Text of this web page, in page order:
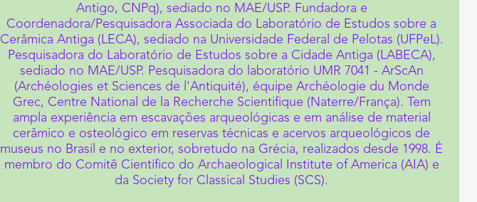
Antigo, CNPq), sediado no MAE/USP. Fundadora e
Coordenadora/Pesquisadora Associada do Laboratório de Estudos sobre a
Cerâmica Antiga (LECA), sediado na Universidade Federal de Pelotas (UFPeL).
Pesquisadora do Laboratório de Estudos sobre a Cidade Antiga (LABECA),
sediado no MAE/USP. Pesquisadora do laboratório UMR 7041 - ArScAn
(Archéologies et Sciences de l'Antiquité), équipe Archéologie du Monde
Grec, Centre National de la Recherche Scientifique (Naterre/França). Tem
ampla experiência em escavações arqueológicas e em análise de material
cerâmico e osteológico em reservas técnicas e acervos arqueológicos de
museus no Brasil e no exterior, sobretudo na Grécia, realizados desde 1998. É
membro do Comitê Científico do Archaeological Institute of America (AIA) e
da Society for Classical Studies (SCS).